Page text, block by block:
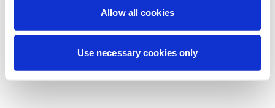
Allow all cookies
Use necessary cookies only